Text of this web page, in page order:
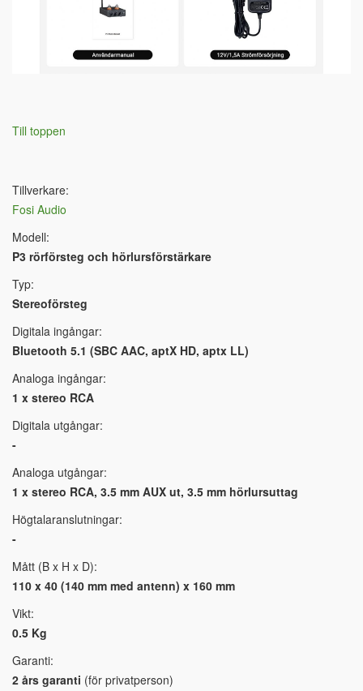
Till toppen
Tillverkare:
Fosi Audio
Modell:
P3 rörförsteg och hörlursförstärkare
Typ:
Stereoförsteg
Digitala ingångar:
Bluetooth 5.1 (SBC AAC, aptX HD, aptx LL)
Analoga ingångar:
1 x stereo RCA
Digitala utgångar:
-
Analoga utgångar:
1 x stereo RCA, 3.5 mm AUX ut, 3.5 mm hörlursuttag
Högtalaranslutningar:
-
Mått (B x H x D):
110 x 40 (140 mm med antenn) x 160 mm
Vikt:
0.5 Kg
Garanti:
2 års garanti (för privatperson)